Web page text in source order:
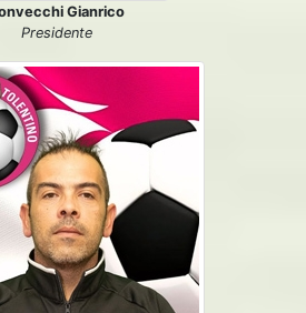
Gianrico
Presidente